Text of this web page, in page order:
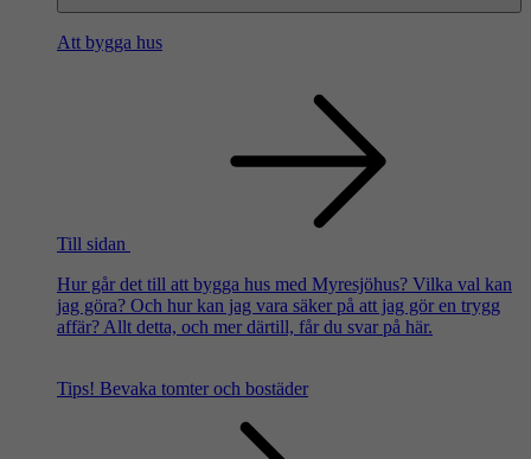
Att bygga hus
Till sidan
Hur går det till att bygga hus med Myresjöhus? Vilka val kan
jag göra? Och hur kan jag vara säker på att jag gör en trygg
affär? Allt detta, och mer därtill, får du svar på här.
Tips! Bevaka tomter och bostäder